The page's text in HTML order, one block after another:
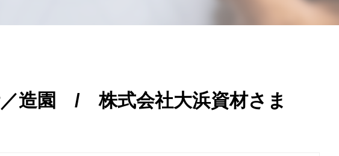
／造園 / 株式会社大浜資材さま